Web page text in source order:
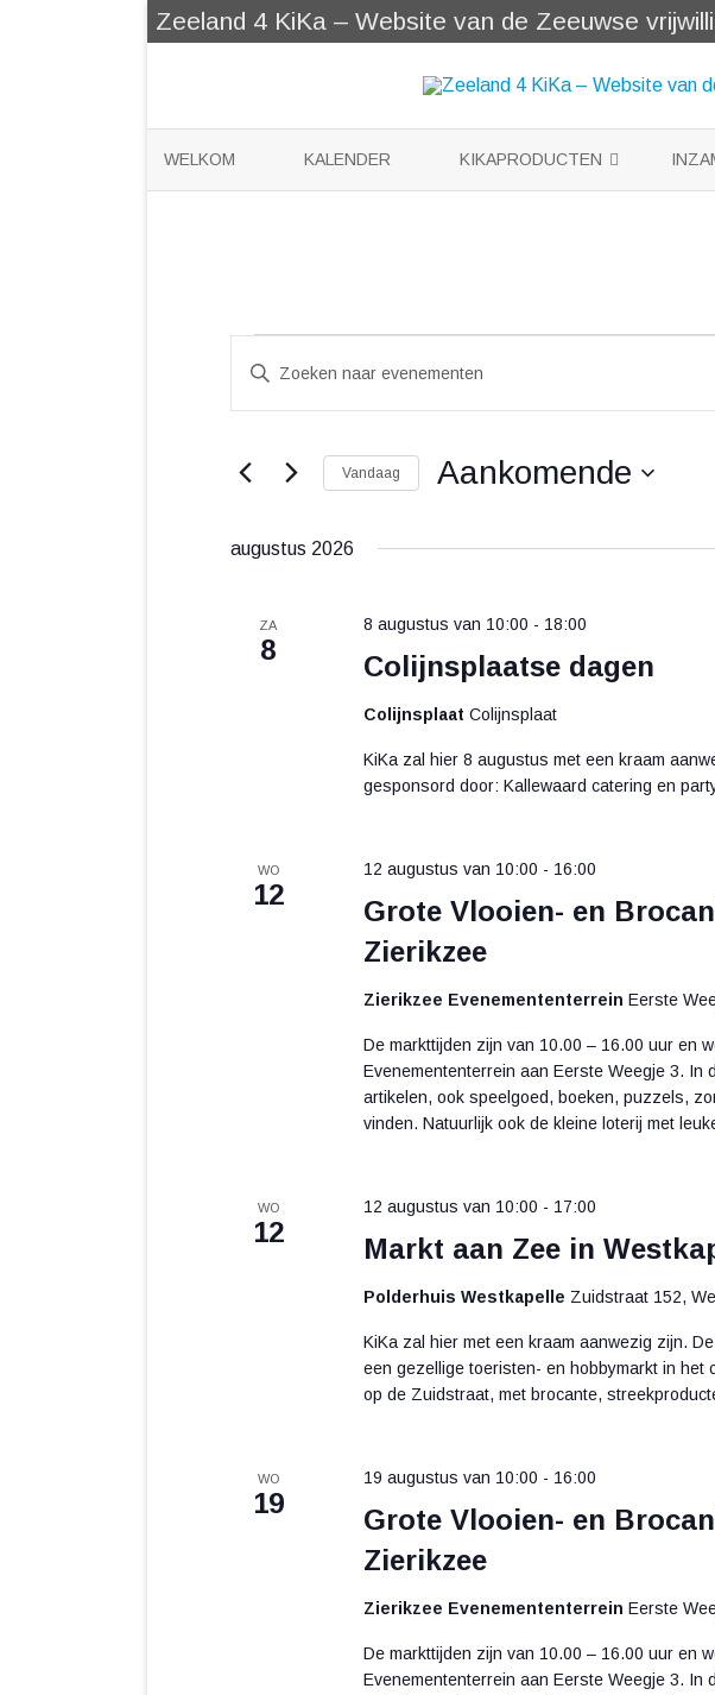
Zeeland 4 KiKa – Website van de Zeeuwse
WELKOM KALENDER KIKAPRODUCTEN
VOOR KIKA
Evenementen
Zoeken
een
in.
EvenementenVandaag Aankomende
augustus 2026
ZA
8
Colijnsplaatse dagen
8 augustus van 10:00 - 18:00
Colijnsplaat Colijnsplaat
KiKa zal hier 8 augustus met een kraam
gesponsord door: Kallewaard catering en
WO
12
Grote Vlooien- en
Zierikzee
12 augustus van 10:00 - 16:00
Zierikzee Evenemententerrein Eerste
De markttijden zijn van 10.00 – 16.00 uur en
Evenemententerrein aan Eerste Weegje 3. In
artikelen, ook speelgoed, boeken, puzzels,
vinden. Natuurlijk ook de kleine loterij met
WO
12
Markt aan Zee in
12 augustus van 10:00 - 17:00
Polderhuis Westkapelle Zuidstraat 152,
KiKa zal hier met een kraam aanwezig zijn.
een gezellige toeristen- en hobbymarkt in het
op de Zuidstraat, met brocante,
WO
19
Grote Vlooien- en
Zierikzee
19 augustus van 10:00 - 16:00
Zierikzee Evenemententerrein Eerste
De markttijden zijn van 10.00 – 16.00 uur en
Evenemententerrein aan Eerste Weegje 3. In